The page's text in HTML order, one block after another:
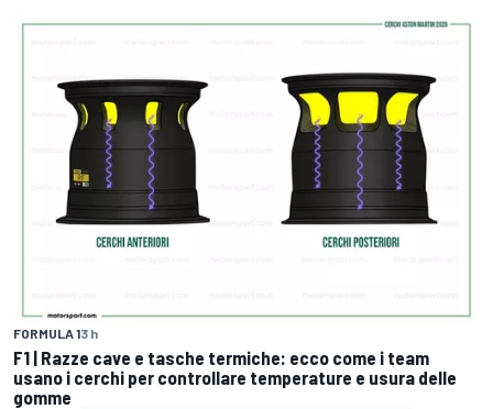
FORMULA 13 h
F1 | Razze cave e tasche termiche: ecco come i team
usano i cerchi per controllare temperature e usura delle
gomme